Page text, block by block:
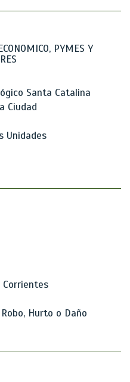
PYMES Y
Santa Catalina
Ciudad
Unidades
Corrientes
Hurto o Daño